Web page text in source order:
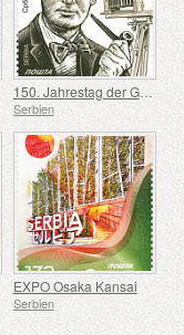
150. Jahrestag der Geburt von Rodolphe Archibald Reiss
Serbien
EXPO Osaka Kansai
Serbien